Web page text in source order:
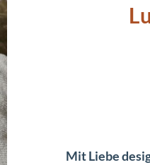
Mit Liebe